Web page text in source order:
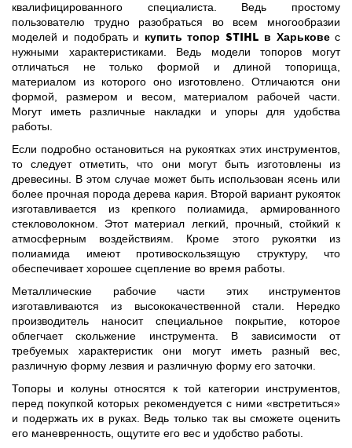
квалифицированного специалиста. Ведь простому
пользователю трудно разобраться во всем многообразии
моделей и подобрать и купить топор Stihl в Харьковес
нужными характеристиками. Ведь модели топоров могут
отличаться не только формой и длиной топорища,
материалом из которого оно изготовлено. Отличаются они
формой, размером и весом, материалом рабочей части.
Могут иметь различные накладки и упоры для удобства
работы.
Если подробно остановиться на рукоятках этих инструментов,
то следует отметить, что они могут быть изготовлены из
древесины. В этом случае может быть использован ясень или
более прочная порода дерева кария. Второй вариант рукояток
изготавливается из крепкого полиамида, армированного
стекловолокном. Этот материал легкий, прочный, стойкий к
атмосферным воздействиям. Кроме этого рукоятки из
полиамида имеют противоскользящую структуру, что
обеспечивает хорошее сцепление во время работы.
Металлические рабочие части этих инструментов
изготавливаются из высококачественной стали. Нередко
производитель наносит специальное покрытие, которое
облегчает скольжение инструмента. В зависимости от
требуемых характеристик они могут иметь разный вес,
различную форму лезвия и различную форму его заточки.
Топоры и колуны относятся к той категории инструментов,
перед покупкой которых рекомендуется с ними «встретиться»
и подержать их в руках. Ведь только так вы сможете оценить
его маневренность, ощутите его вес и удобство работы.